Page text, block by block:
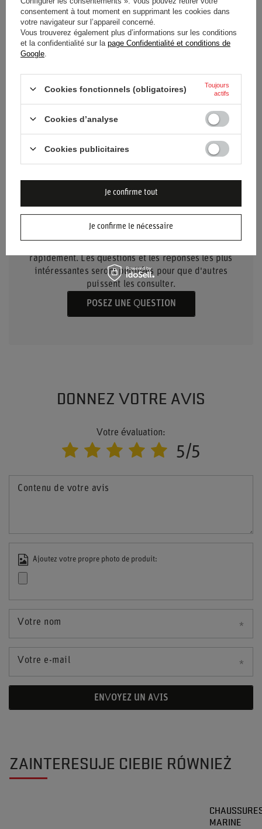
Approbation Sans approbation
Couleur Bleu marine
Matériel Autre
Marque
BESOIN D'AIDE ? AVEZ-VOUS DES
QUESTIONS ?
rapidement. Les questions et les réponses les plus
intéressantes seront publiées pour que d'autres
puissent les consulter.
POSEZ UNE QUESTION
DONNEZ VOTRE AVIS
Votre évaluation:
5/5
Contenu de votre avis
Ajoutez votre propre photo de produit:
Votre nom
Votre e-mail
ENVOYEZ UN AVIS
ZAINTERESUJE CIEBIE RÓWNIEŻ
MARINE
consentement à tout moment en supprimant les cookies dans
votre navigateur sur l’appareil concerné.
Vous trouverez également plus d’informations sur les conditions
et la confidentialité sur la page Confidentialité et conditions de
Google
Cookies fonctionnels (obligatoires)
Toujours
actifs
Cookies d’analyse
Cookies publicitaires
Je confirme le nécessaire
Je confirme tout